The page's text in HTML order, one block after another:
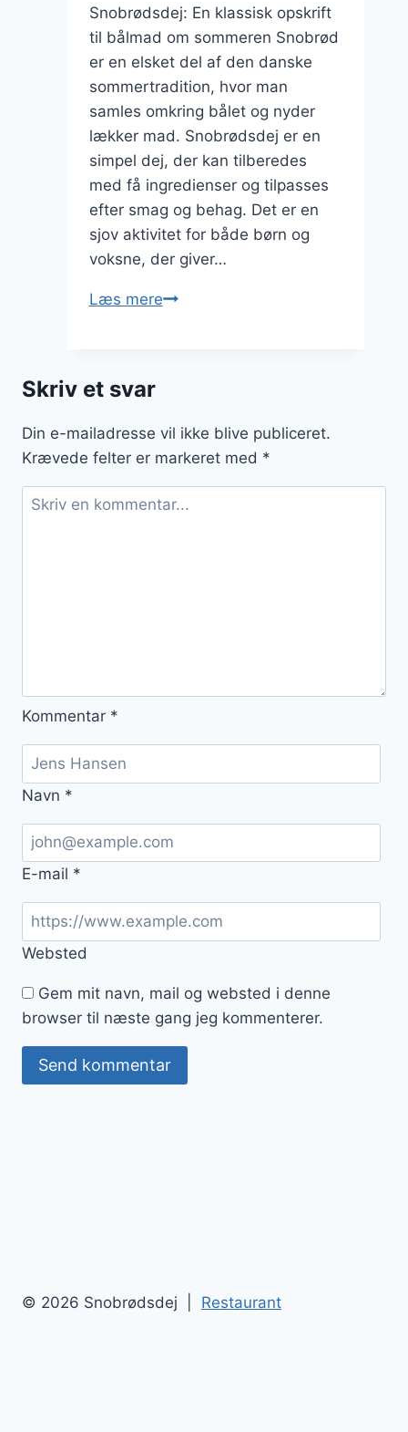
Snobrødsdej: En klassisk opskrift
til bålmad om sommeren Snobrød
er en elsket del af den danske
sommertradition, hvor man
samles omkring bålet og nyder
lækker mad. Snobrødsdej er en
simpel dej, der kan tilberedes
med få ingredienser og tilpasses
efter smag og behag. Det er en
sjov aktivitet for både børn og
voksne, der giver…
Læs mereSnobrødsdej
Skriv et svar
Din e-mailadresse vil ikke blive publiceret.
Krævede felter er markeret med *
Kommentar *
Navn *
E-mail *
Websted
Gem mit navn, mail og websted i denne
browser til næste gang jeg kommenterer.
© 2026 Snobrødsdej | Restaurant